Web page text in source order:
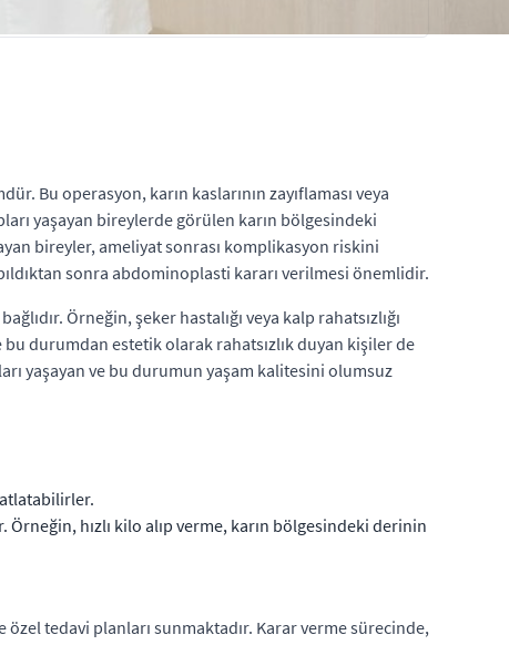
Bu operasyon, karın kaslarının zayıflaması veya
yaşayan bireylerde görülen karın bölgesindeki
bireyler, ameliyat sonrası komplikasyon riskini
sonra abdominoplasti kararı verilmesi önemlidir.
Örneğin, şeker hastalığı veya kalp rahatsızlığı
durumdan estetik olarak rahatsızlık duyan kişiler de
yaşayan ve bu durumun yaşam kalitesini olumsuz
Örneğin, hızlı kilo alıp verme, karın bölgesindeki derinin
tedavi planları sunmaktadır. Karar verme sürecinde,